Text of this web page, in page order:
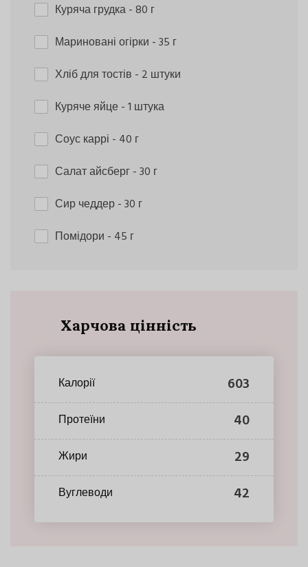
Куряча грудка- 80 г
Мариновані огірки - 35 г
Хліб для тостів - 2 штуки
Куряче яйце- 1 штука
Соус каррі - 40 г
Салат айсберг- 30 г
Сир чеддер- 30 г
Помідори - 45 г
Харчова цінність
Калорії 603
Протеїни 40
Жири 29
Вуглеводи 42